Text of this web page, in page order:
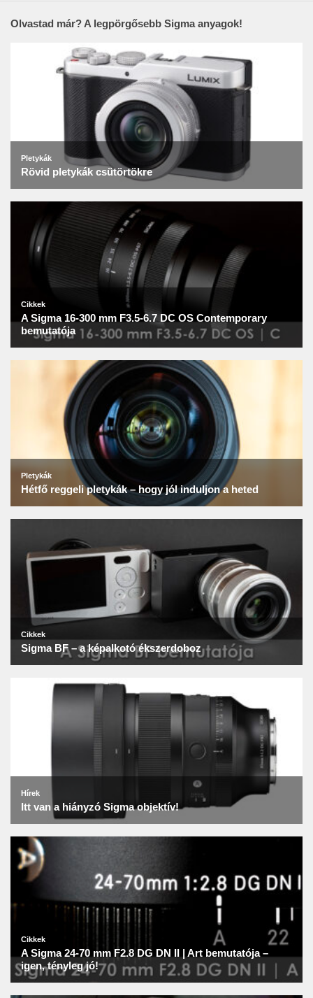
Olvastad már? A legpörgősebb Sigma anyagok!